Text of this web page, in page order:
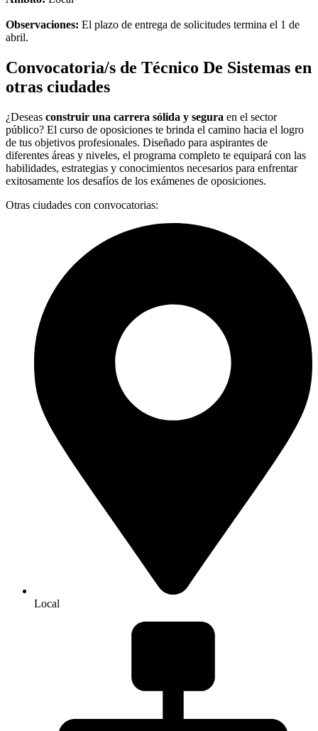
Observaciones: El plazo de entrega de solicitudes termina el 1 de
abril.
Convocatoria/s de Técnico De Sistemas en
otras ciudades
¿Deseas construir una carrera sólida y segura en el sector
público? El curso de oposiciones te brinda el camino hacia el logro
de tus objetivos profesionales. Diseñado para aspirantes de
diferentes áreas y niveles, el programa completo te equipará con las
habilidades, estrategias y conocimientos necesarios para enfrentar
exitosamente los desafíos de los exámenes de oposiciones.
Otras ciudades con convocatorias:
Local